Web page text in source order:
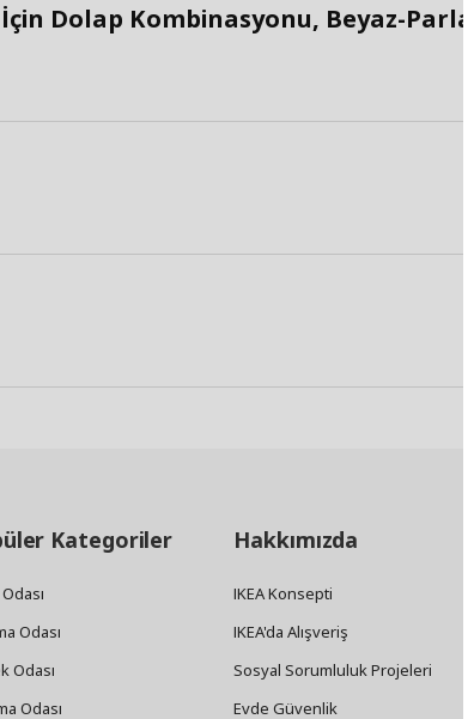
Dolap Kombinasyonu, Beyaz-Parlak
Kategoriler
Odası
Odası
Odası
Hakkımızda
IKEA Konsepti
IKEA'da Alışveriş
Sosyal Sorumluluk Projeleri
Evde Güvenlik